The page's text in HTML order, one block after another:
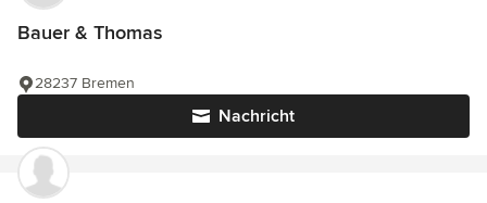
Bauer & Thomas
Nachricht
28237 Bremen